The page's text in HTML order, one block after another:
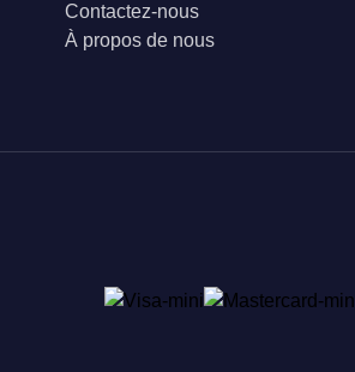
Contactez-nous
À propos de nous